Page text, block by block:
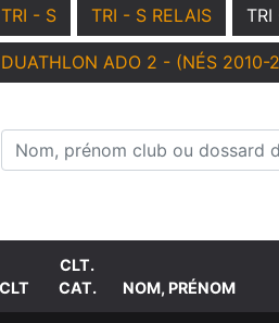
TRI - S TRI - S RELAIS TRI
DUATHLON ADO 2 - (NÉS 2010-
Nom, prénom club ou dossard